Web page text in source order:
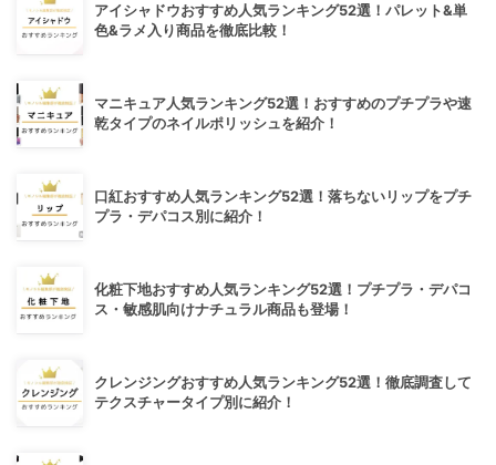
アイシャドウおすすめ人気ランキング52選！パレット&単
色&ラメ入り商品を徹底比較！
マニキュア人気ランキング52選！おすすめのプチプラや速
乾タイプのネイルポリッシュを紹介！
口紅おすすめ人気ランキング52選！落ちないリップをプチ
プラ・デパコス別に紹介！
化粧下地おすすめ人気ランキング52選！プチプラ・デパコ
ス・敏感肌向けナチュラル商品も登場！
クレンジングおすすめ人気ランキング52選！徹底調査して
テクスチャータイプ別に紹介！